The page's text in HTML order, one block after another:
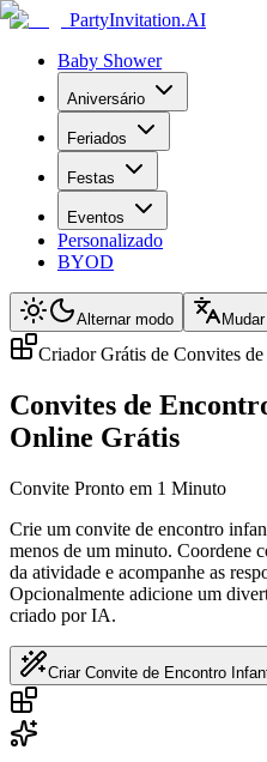
PartyInvitation.AI
Baby Shower
Aniversário
Feriados
Festas
Eventos
Personalizado
BYOD
Alternar modo
Criador Grátis de Convites
Convites de
Online Grátis
Convite Pronto em 1 Minuto
Crie um convite de encontro
menos de um minuto. Coordene
da atividade e acompanhe as
Opcionalmente adicione um
criado por IA.
Criar Convite de Encontro